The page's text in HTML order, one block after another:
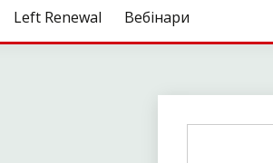
Left Renewal Вебінари